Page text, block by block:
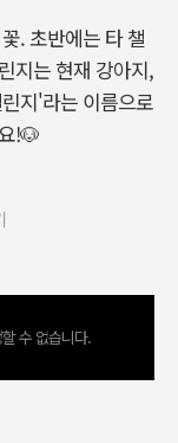
. 초반에는 타 챌
지는 현재 강아지,
지'라는 이름으로
!🐶
수 없습니다.